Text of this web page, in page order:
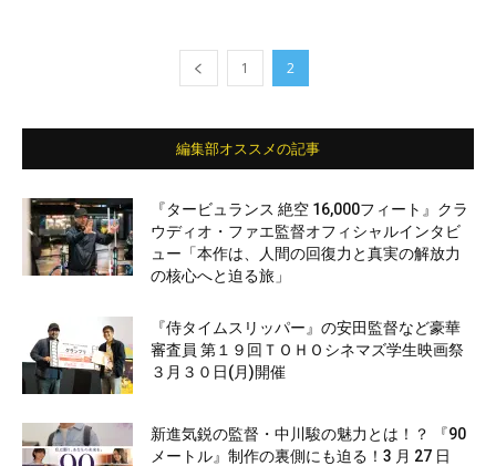
1 2
編集部オススメの記事
『タービュランス 絶空 16,000フィート』クラ
ウディオ・ファエ監督オフィシャルインタビ
ュー「本作は、人間の回復力と真実の解放力
の核心へと迫る旅」
『侍タイムスリッパー』の安田監督など豪華
審査員 第１９回ＴＯＨＯシネマズ学生映画祭
３月３０日(月)開催
新進気鋭の監督・中川駿の魅力とは！？ 『90
メートル』制作の裏側にも迫る！3 月 27 日